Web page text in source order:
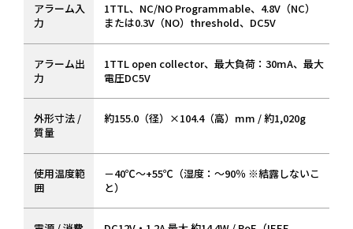
アラーム入
力
1TTL、NC/NO Programmable、4.8V（NC）
または0.3V（NO）threshold、DC5V
アラーム出
力
1TTL open collector、最大負荷：30mA、最大
電圧DC5V
外形寸法 /
質量
約155.0（径）×104.4（高）mm / 約1,020g
使用温度範
囲
－40℃～+55℃（湿度：～90％ ※結露しないこ
と）